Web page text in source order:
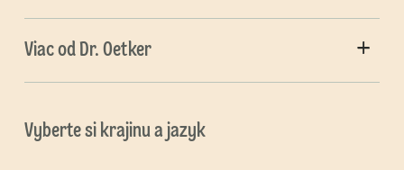
Viac od Dr. Oetker
Vyberte si krajinu a jazyk